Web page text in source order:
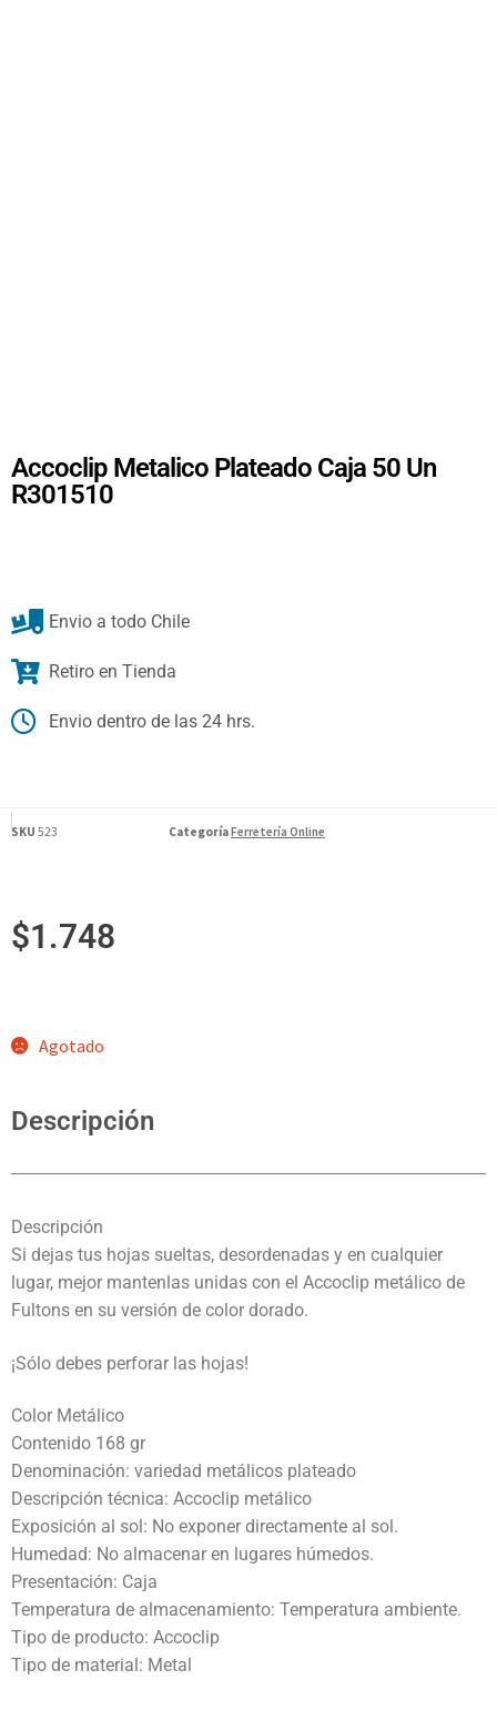
Accoclip Metalico Plateado Caja 50 Un
R301510
Envio a todo Chile
Retiro en Tienda
Envio dentro de las 24 hrs.
SKU 523 CategoríaFerretería Online
$1.748
Agotado
Descripción
Descripción
Si dejas tus hojas sueltas, desordenadas y en cualquier
lugar, mejor mantenlas unidas con el Accoclip metálico de
Fultons en su versión de color dorado.
¡Sólo debes perforar las hojas!
Color Metálico
Contenido 168 gr
Denominación: variedad metálicos plateado
Descripción técnica: Accoclip metálico
Exposición al sol: No exponer directamente al sol.
Humedad: No almacenar en lugares húmedos.
Presentación: Caja
Temperatura de almacenamiento: Temperatura ambiente.
Tipo de producto: Accoclip
Tipo de material: Metal